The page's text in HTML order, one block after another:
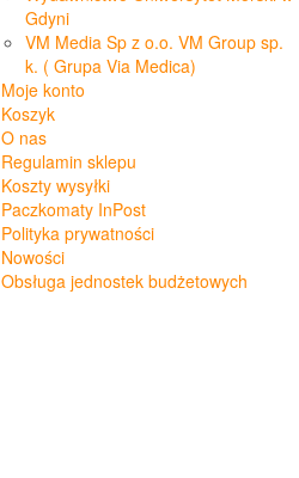
Gdyni
VM Media Sp z o.o. VM Group sp.
k. ( Grupa Via Medica)
Moje konto
Koszyk
O nas
Regulamin sklepu
Koszty wysyłki
Paczkomaty InPost
Polityka prywatności
Nowości
Obsługa jednostek budżetowych